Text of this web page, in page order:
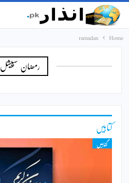
Home
ramadan
رمضان سپیشل
کتابیں
کتابیں